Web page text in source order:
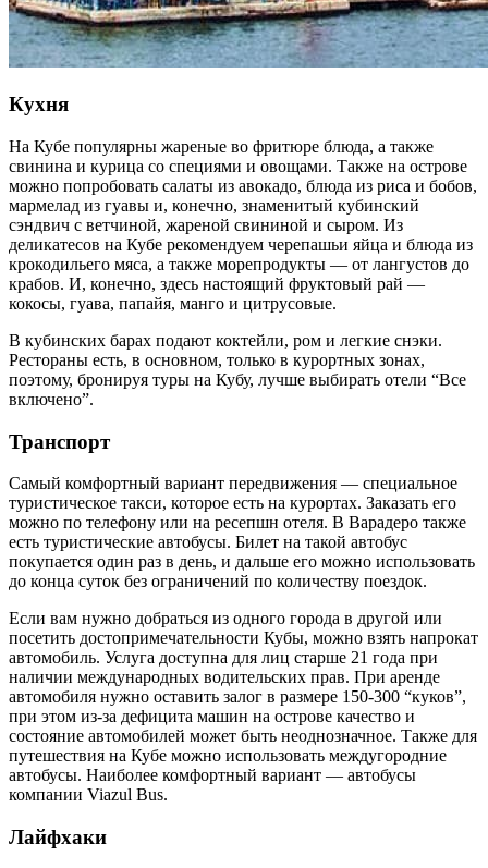
Кухня
На Кубе популярны жареные во фритюре блюда, а также
свинина и курица со специями и овощами. Также на острове
можно попробовать салаты из авокадо, блюда из риса и бобов,
мармелад из гуавы и, конечно, знаменитый кубинский
сэндвич с ветчиной, жареной свининой и сыром. Из
деликатесов на Кубе рекомендуем черепашьи яйца и блюда из
крокодильего мяса, а также морепродукты — от лангустов до
крабов. И, конечно, здесь настоящий фруктовый рай —
кокосы, гуава, папайя, манго и цитрусовые.
В кубинских барах подают коктейли, ром и легкие снэки.
Рестораны есть, в основном, только в курортных зонах,
поэтому, бронируя туры на Кубу, лучше выбирать отели “Все
включено”.
Транспорт
Самый комфортный вариант передвижения — специальное
туристическое такси, которое есть на курортах. Заказать его
можно по телефону или на ресепшн отеля. В Варадеро также
есть туристические автобусы. Билет на такой автобус
покупается один раз в день, и дальше его можно использовать
до конца суток без ограничений по количеству поездок.
Если вам нужно добраться из одного города в другой или
посетить достопримечательности Кубы, можно взять напрокат
автомобиль. Услуга доступна для лиц старше 21 года при
наличии международных водительских прав. При аренде
автомобиля нужно оставить залог в размере 150-300 “куков”,
при этом из-за дефицита машин на острове качество и
состояние автомобилей может быть неоднозначное. Также для
путешествия на Кубе можно использовать междугородние
автобусы. Наиболее комфортный вариант — автобусы
компании Viazul Bus.
Лайфхаки